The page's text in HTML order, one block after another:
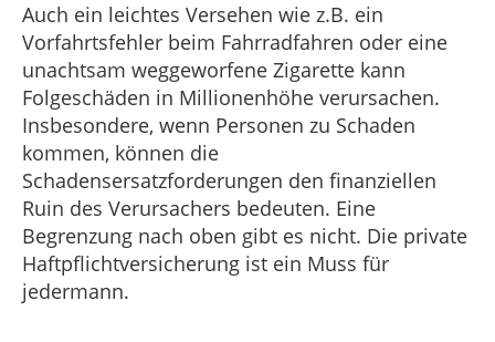
Auch ein leichtes Versehen wie z.B. ein
Vorfahrtsfehler beim Fahrradfahren oder eine
unachtsam weggeworfene Zigarette kann
Folgeschäden in Millionenhöhe verursachen.
Insbesondere, wenn Personen zu Schaden
kommen, können die
Schadensersatzforderungen den finanziellen
Ruin des Verursachers bedeuten. Eine
Begrenzung nach oben gibt es nicht. Die private
Haftpflichtversicherung ist ein Muss für
jedermann.